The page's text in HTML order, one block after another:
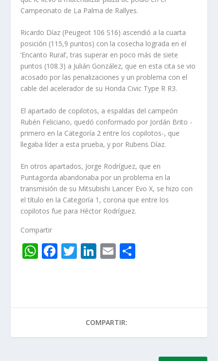
Campeonato de La Palma de Rallyes.
Ricardo Díaz (Peugeot 106 S16) ascendió a la cuarta
posición (115,9 puntos) con la cosecha lograda en el
‘Encanto Rural’, tras superar en poco más de siete
puntos (108.3) a Julián González, que en esta cita se vio
acosado por las penalizaciones y un problema con el
cable del acelerador de su Honda Civic Type R R3.
El apartado de copilotos, a espaldas del campeón
Rubén Feliciano, quedó conformado por Jordán Brito -
primero en la Categoría 2 entre los copilotos-, que
llegaba líder a esta prueba, y por Rubens Díaz.
En otros apartados, Jorge Rodríguez, que en
Puntagorda abandonaba por un problema en la
transmisión de su Mitsubishi Lancer Evo X, se hizo con
el título en la Categoría 1, corona que entre los
copilotos fue para Héctor Rodríguez.
Compartir
W
A
p
F
o
k
T Li
dI
n
E
ar
r
COMPARTIR: